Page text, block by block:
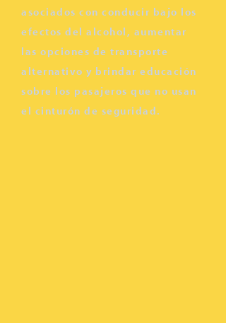
asociados con conducir bajo los
efectos del alcohol, aumentar
las opciones de transporte
alternativo y brindar educación
sobre los pasajeros que no usan
el cinturón de seguridad.